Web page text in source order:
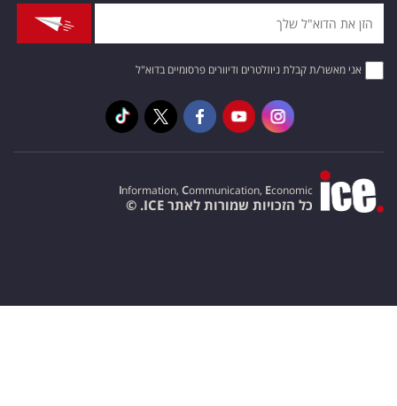
אני מאשר/ת קבלת ניוזלטרים ודיוורים פרסומיים בדוא"ל
Information, Communication, Economic
כל הזכויות שמורות לאתר ICE. ©